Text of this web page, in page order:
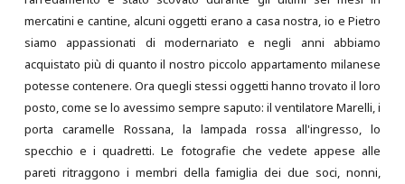
mercatini e cantine, alcuni oggetti erano a casa nostra, io e Pietro
siamo appassionati di modernariato e negli anni abbiamo
acquistato più di quanto il nostro piccolo appartamento milanese
potesse contenere. Ora quegli stessi oggetti hanno trovato il loro
posto, come se lo avessimo sempre saputo: il ventilatore Marelli, i
porta caramelle Rossana, la lampada rossa all'ingresso, lo
specchio e i quadretti. Le fotografie che vedete appese alle
pareti ritraggono i membri della famiglia dei due soci, nonni,